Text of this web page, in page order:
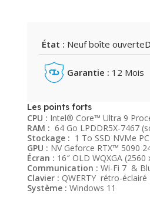
État : Neuf boîte ouverte
Garantie : 12 Mois
Les points forts
CPU : Intel® Core™ Ultra 9
RAM : 64 Go LPDDR5X-7467
Stockage : 1 To SSD NVMe
GPU : NV Geforce RTX™ 5090
Écran : 16″ OLD WQXGA
Communication : Wi-Fi 7 &
Clavier : QWERTY rétro-éclairé
Système : Windows 11